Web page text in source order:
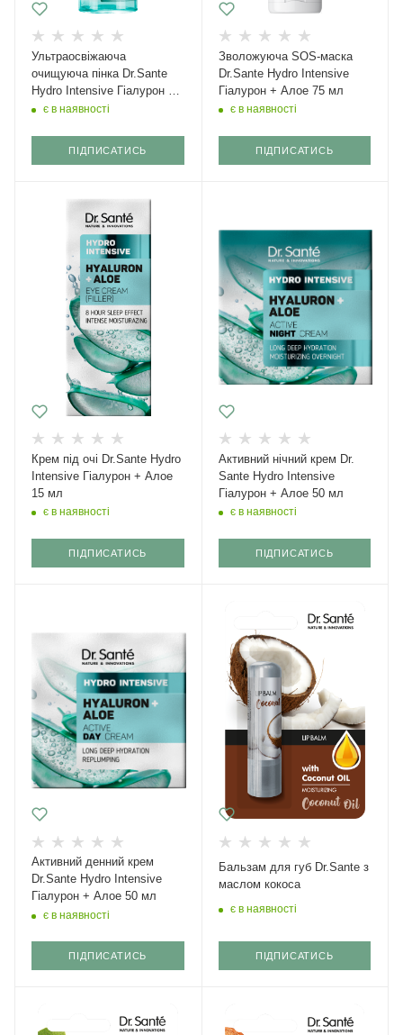
Ультраосвіжаюча
очищуюча пінка Dr.Sante
Hydro Intensive Гіалурон +
Алое 150 мл
є в наявності
ПІДПИСАТИСЬ
Зволожуюча SOS-маска
Dr.Sante Hydro Intensive
Гіалурон + Алое 75 мл
є в наявності
ПІДПИСАТИСЬ
Крем під очі Dr.Sante Hydro
Intensive Гіалурон + Алое
15 мл
є в наявності
ПІДПИСАТИСЬ
Активний нічний крем Dr.
Sante Hydro Intensive
Гіалурон + Алое 50 мл
є в наявності
ПІДПИСАТИСЬ
Активний денний крем
Dr.Sante Hydro Intensive
Гіалурон + Алое 50 мл
є в наявності
ПІДПИСАТИСЬ
Бальзам для губ Dr.Sante з
маслом кокоса
є в наявності
ПІДПИСАТИСЬ